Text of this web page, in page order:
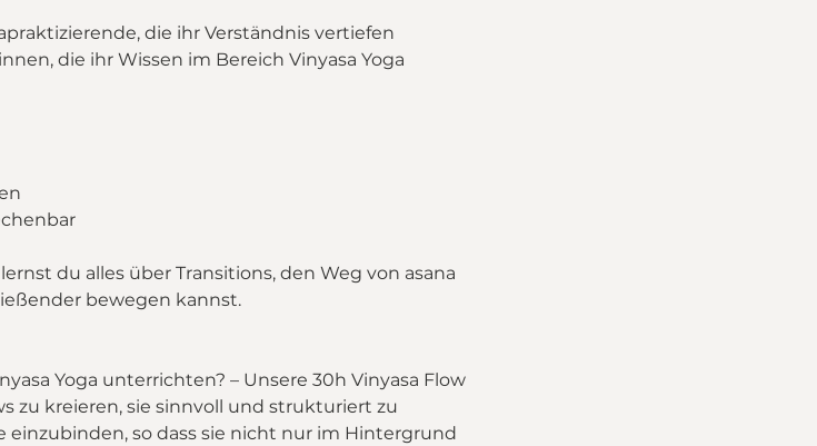
die ihr Verständnis vertiefen
die ihr Wissen im Bereich Vinyasa Yoga
du alles über Transitions, den Weg von asana
bewegen kannst.
Yoga unterrichten? – Unsere 30h Vinyasa Flow
zu kreieren, sie sinnvoll und strukturiert zu
so dass sie nicht nur im Hintergrund